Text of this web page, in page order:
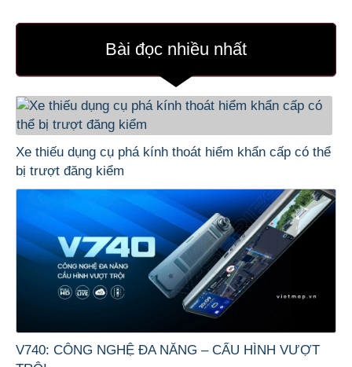
Bài đọc nhiều nhất
Xe thiếu dụng cụ phá kính thoát hiểm khẩn cấp có thể
bị trượt đăng kiểm
V740: CÔNG NGHỆ ĐA NĂNG – CẤU HÌNH VƯỢT